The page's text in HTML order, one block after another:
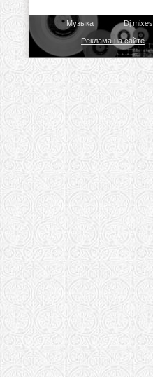
Музыка Dj mixes
Реклама на сайте